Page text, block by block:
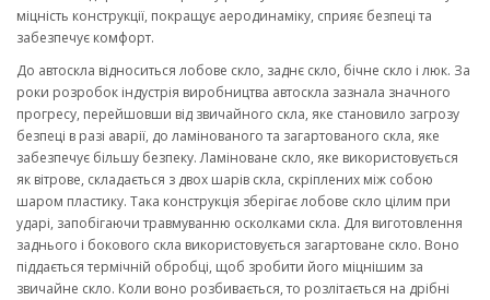
міцність конструкції, покращує аеродинаміку, сприяє безпеці та
забезпечує комфорт.
До автоскла відноситься лобове скло, заднє скло, бічне скло і люк. За
роки розробок індустрія виробництва автоскла зазнала значного
прогресу, перейшовши від звичайного скла, яке становило загрозу
безпеці в разі аварії, до ламінованого та загартованого скла, яке
забезпечує більшу безпеку. Ламіноване скло, яке використовується
як вітрове, складається з двох шарів скла, скріплених між собою
шаром пластику. Така конструкція зберігає лобове скло цілим при
ударі, запобігаючи травмуванню осколками скла. Для виготовлення
заднього і бокового скла використовується загартоване скло. Воно
піддається термічній обробці, щоб зробити його міцнішим за
звичайне скло. Коли воно розбивається, то розлітається на дрібні